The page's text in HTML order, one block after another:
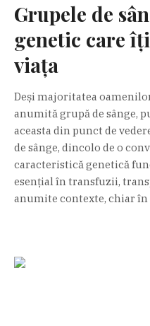
Grupele de
genetic care
viața
Deși majoritatea
anumită grupă de sânge,
aceasta din punct de
de sânge, dincolo de o
caracteristică genetică
esențial în transfuzii,
anumite contexte, chiar în